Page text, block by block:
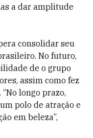
a dar amplitude
consolidar seu
No futuro,
de o grupo
assim como fez
longo prazo,
polo de atração e
em beleza”,